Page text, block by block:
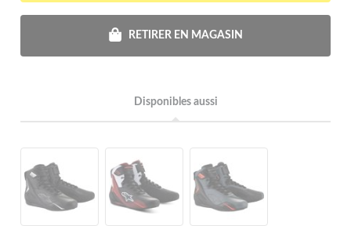
RETIRER EN MAGASIN
Disponibles aussi